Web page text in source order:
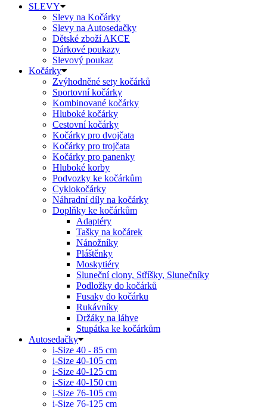
SLEVY
Slevy na Kočárky
Slevy na Autosedačky
Dětské zboží AKCE
Dárkové poukazy
Slevový poukaz
Kočárky
Zvýhodněné sety kočárků
Sportovní kočárky
Kombinované kočárky
Hluboké kočárky
Cestovní kočárky
Kočárky pro dvojčata
Kočárky pro trojčata
Kočárky pro panenky
Hluboké korby
Podvozky ke kočárkům
Cyklokočárky
Náhradní díly na kočárky
Doplňky ke kočárkům
Adaptéry
Tašky na kočárek
Nánožníky
Pláštěnky
Moskytiéry
Sluneční clony, Stříšky, Slunečníky
Podložky do kočárků
Fusaky do kočárku
Rukávníky
Držáky na láhve
Stupátka ke kočárkům
Autosedačky
i-Size 40 - 85 cm
i-Size 40-105 cm
i-Size 40-125 cm
i-Size 40-150 cm
i-Size 76-105 cm
i-Size 76-125 cm